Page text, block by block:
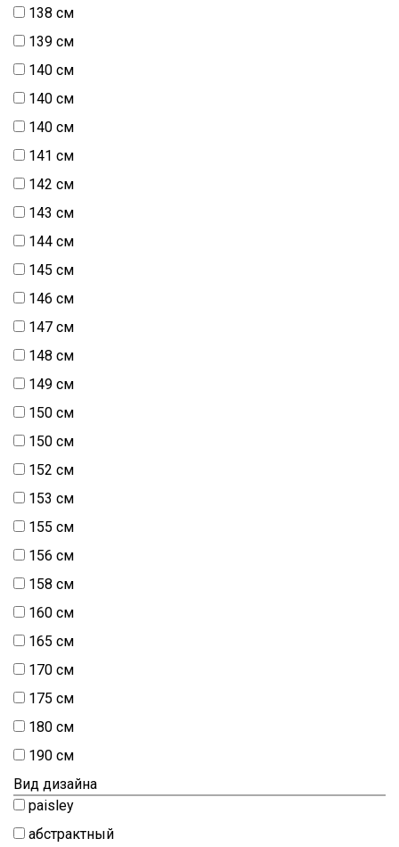
138 см
139 см
140 cм
140 см
140 см
141 см
142 см
143 см
144 см
145 см
146 см
147 см
148 см
149 см
150 cм
150 см
152 см
153 см
155 см
156 см
158 см
160 см
165 см
170 см
175 см
180 см
190 см
Вид дизайна
paisley
абстрактный